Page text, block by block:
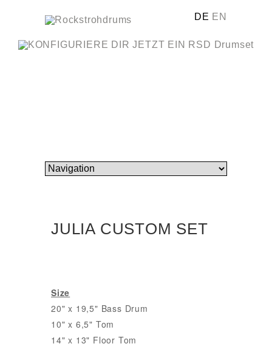
DE EN
JULIA CUSTOM SET
Size
20" x 19,5" Bass Drum
10" x 6,5" Tom
14" x 13" Floor Tom